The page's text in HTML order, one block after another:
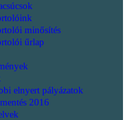
minősítés
űrlap
elnyert pályázatok
2016